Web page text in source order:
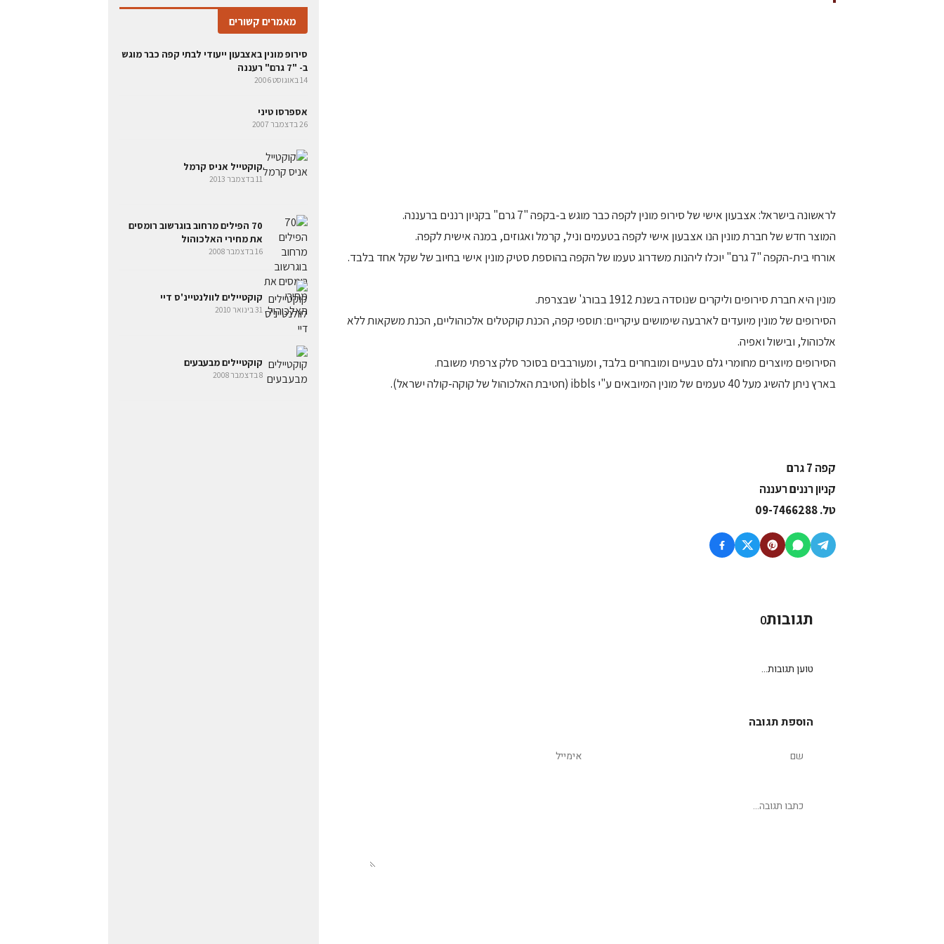
לראשונה בישראל: אצבעון אישי של סירופ מונין לקפה כבר מוגש ב-בקפה "7 גרם" בקניון רננים ברעננה.
המוצר חדש של חברת מונין הנו אצבעון אישי לקפה בטעמים וניל, קרמל ואגוזים, במנה אישית לקפה.
אורחי בית-הקפה "7 גרם" יוכלו ליהנות משדרוג טעמו של הקפה בהוספת סטיק מונין אישי בחיוב של שקל אחד בלבד.
מונין היא חברת סירופים וליקרים שנוסדה בשנת 1912 בבורג' שבצרפת.
הסירופים של מונין מיועדים לארבעה שימושים עיקריים: תוספי קפה, הכנת קוקטלים אלכוהוליים, הכנת משקאות ללא
אלכוהול, ובישול ואפיה.
הסירופים מיוצרים מחומרי גלם טבעיים ומובחרים בלבד, ומעורבבים בסוכר סלק צרפתי משובח.
בארץ ניתן להשיג מעל 40 טעמים של מונין המיובאים ע"י ibbls (חטיבת האלכוהול של קוקה-קולה ישראל).
קפה 7 גרם
קניון רננים רעננה
טל. 09-7466288
תגובות0
טוען תגובות...
הוספת תגובה
מאמרים קשורים
סירופ מונין באצבעון ייעודי לבתי קפה כבר מוגש
ב- "7 גרם" רעננה
14 באוגוסט 2006
אספרסו טיני
26 בדצמבר 2007
קוקטייל אניס קרמל
11 בדצמבר 2013
70 הפילים מרחוב בוגרשוב רומסים
את מחירי האלכוהול
16 בדצמבר 2008
קוקטיילים לוולנטיינ'ס דיי
31 בינואר 2010
קוקטיילים מבעבעים
8 בדצמבר 2008